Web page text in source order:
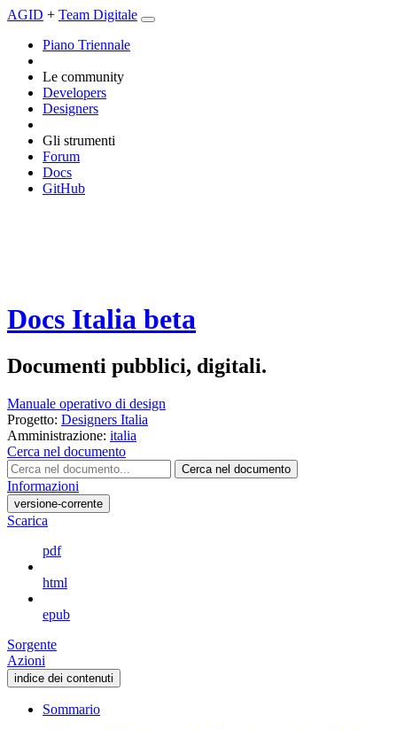
AGID + Team Digitale
Piano Triennale
Le community
Developers
Designers
Gli strumenti
Forum
Docs
GitHub
Docs Italia beta
Documenti pubblici, digitali.
Manuale operativo di design
Progetto: Designers Italia
Amministrazione: italia
Cerca nel documento
Cerca nel documento
Informazioni
versione-corrente
Scarica
pdf
html
epub
Sorgente
Azioni
indice dei contenuti
Sommario